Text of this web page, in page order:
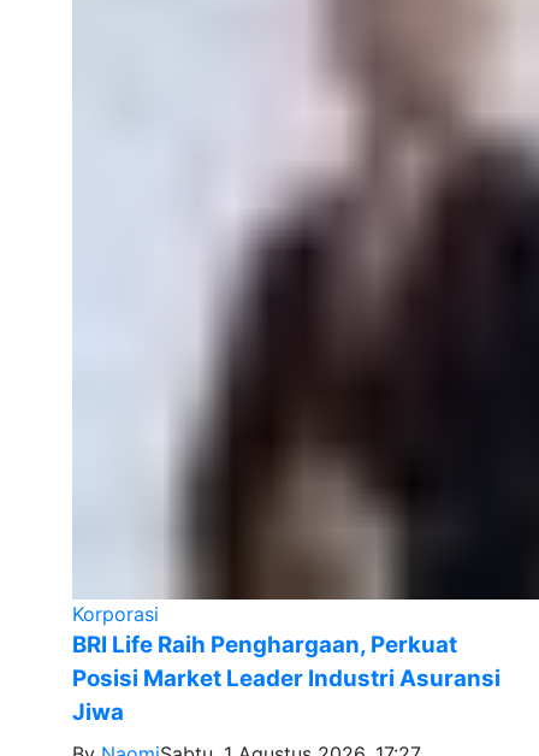
Korporasi
BRI Life Raih Penghargaan, Perkuat
Posisi Market Leader Industri Asuransi
Jiwa